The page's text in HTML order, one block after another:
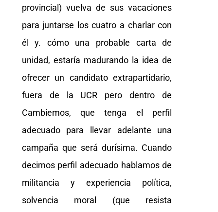
provincial) vuelva de sus vacaciones
para juntarse los cuatro a charlar con
él y. cómo una probable carta de
unidad, estaría madurando la idea de
ofrecer un candidato extrapartidario,
fuera de la UCR pero dentro de
Cambiemos, que tenga el perfil
adecuado para llevar adelante una
campaña que será durísima. Cuando
decimos perfil adecuado hablamos de
militancia y experiencia política,
solvencia moral (que resista